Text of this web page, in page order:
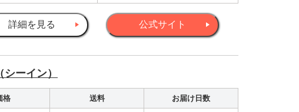
詳細を見る 公式サイト
ーイン）
格 送料 お届け日数